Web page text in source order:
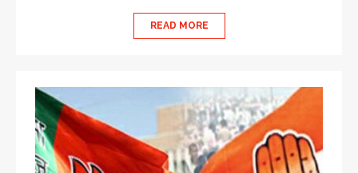
READ MORE